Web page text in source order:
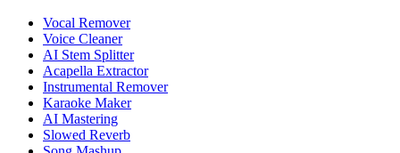
Vocal Remover
Voice Cleaner
AI Stem Splitter
Acapella Extractor
Instrumental Remover
Karaoke Maker
AI Mastering
Slowed Reverb